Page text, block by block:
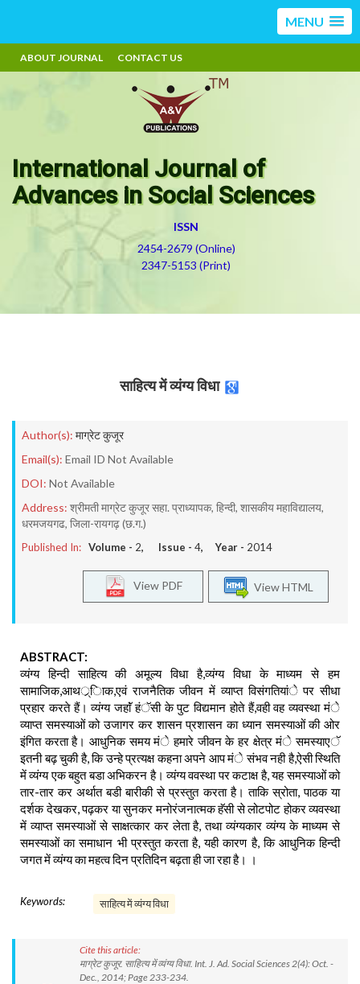
MENU
ABOUT JOURNAL CONTACT US
International Journal of
Advances in Social Sciences
ISSN
2454-2679 (Online)
2347-5153 (Print)
साहित्य में व्यंग्य विधा
Author(s): माग्रेट कुजूर
Email(s): Email ID Not Available
DOI: Not Available
Address: श्रीमती माग्रेट कुजूर सहा. प्राध्यापक, हिन्दी, शासकीय महाविद्यालय,
धरमजयगढ, जिला-रायगढ़ (छ.ग.)
Published In: Volume - 2, Issue - 4, Year - 2014
View HTML
View PDF
ABSTRACT:
व्यंग्य हिन्दी साहित्य की अमूल्य विधा है,व्यंग्य विधा के माध्यम से हम
सामाजिक,आथर््िाक,एवं राजनैतिक जीवन में व्याप्त विसंगतियांे पर सीधा
प्रहार करते हैं। व्यंग्य जहाॅं हंॅसी के पुट विद्यमान होते हैं,वही वह व्यवस्था मंे
व्याप्त समस्याओं को उजागर कर शासन प्रशासन का ध्यान समस्याओं की ओर
इंगित करता है। आधुनिक समय मंे हमारे जीवन के हर क्षेत्र मंे समस्याएॅ
इतनी बढ़ चुकी है, कि उन्हे प्रत्यक्ष कहना अपने आप मंे संभव नही है,ऐसी स्थिति
में व्यंग्य एक बहुत बडा अभिकरन है। व्यंग्य ववस्था पर कटाक्ष है, यह समस्याओं को
तार-तार कर अर्थात बडी बारीकी से प्रस्तुत करता है। ताकि स्रोता, पाठक या
दर्शक देखकर, पढ़कर या सुनकर मनोरंजनात्मक हॅसी से लोटपोट होकर व्यवस्था
में व्याप्त समस्याओं से साक्षत्कार कर लेता है, तथा व्यंग्यकार व्यंग्य के माध्यम से
समस्याओं का समाधान भी प्रस्तुत करता है, यही कारण है, कि आधुनिक हिन्दी
जगत में व्यंग्य का महत्व दिन प्रतिदिन बढ़ता ही जा रहा है। ।
Keywords: साहित्य में व्यंग्य विधा
Cite this article:
माग्रेट कुजूर. साहित्य में व्यंग्य विधा. Int. J. Ad. Social Sciences 2(4): Oct. -
Dec., 2014; Page 233-234.